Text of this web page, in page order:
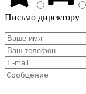
Письмо директору